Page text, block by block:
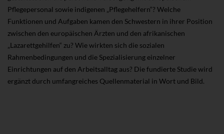
Pflegepersonal sowie indigenen „Pflegehelfern“? Welche
Funktionen und Aufgaben kamen den Schwestern in ihrer Position
zwischen den europäischen Ärzten und den afrikanischen
„Lazarettgehilfen“ zu? Wie wirkten sich die sozialen
Rahmenbedingungen und die Spezialisierung einzelner
Einrichtungen auf den Arbeitsalltag aus? Die fundierte Studie wird
ergänzt durch umfangreiches Quellenmaterial in Wort und Bild.